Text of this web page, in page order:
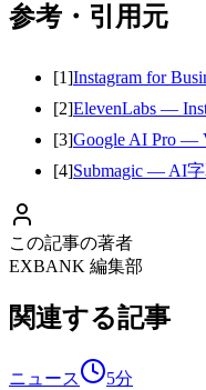
参考・引用元
[1]Instagram for
[2]ElevenLabs —
[3]Google AI Pro —
[4]Submagic — AI
この記事の著者
EXBANK 編集部
関連する記事
ニュース 5分